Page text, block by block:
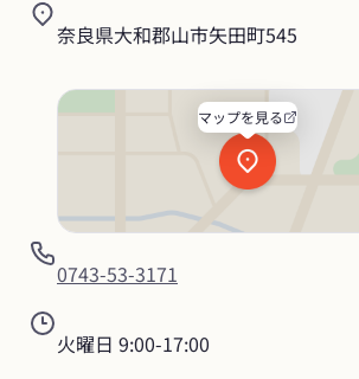
奈良県大和郡山市矢田町545
マップを見る
0743-53-3171
火曜日 9:00-17:00